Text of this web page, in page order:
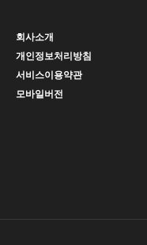
회사소개
개인정보처리방침
서비스이용약관
모바일버전